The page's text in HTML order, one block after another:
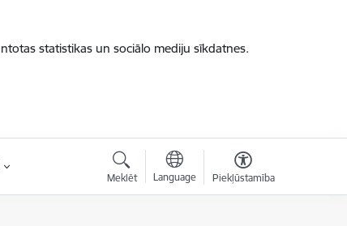
statistikas un sociālo mediju sīkdatnes.
Meklēt Language Piekļūstamība